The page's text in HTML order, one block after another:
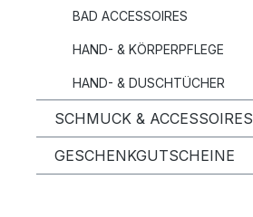
BAD ACCESSOIRES
HAND- & KÖRPERPFLEGE
HAND- & DUSCHTÜCHER
SCHMUCK & ACCESSOIRES
GESCHENKGUTSCHEINE